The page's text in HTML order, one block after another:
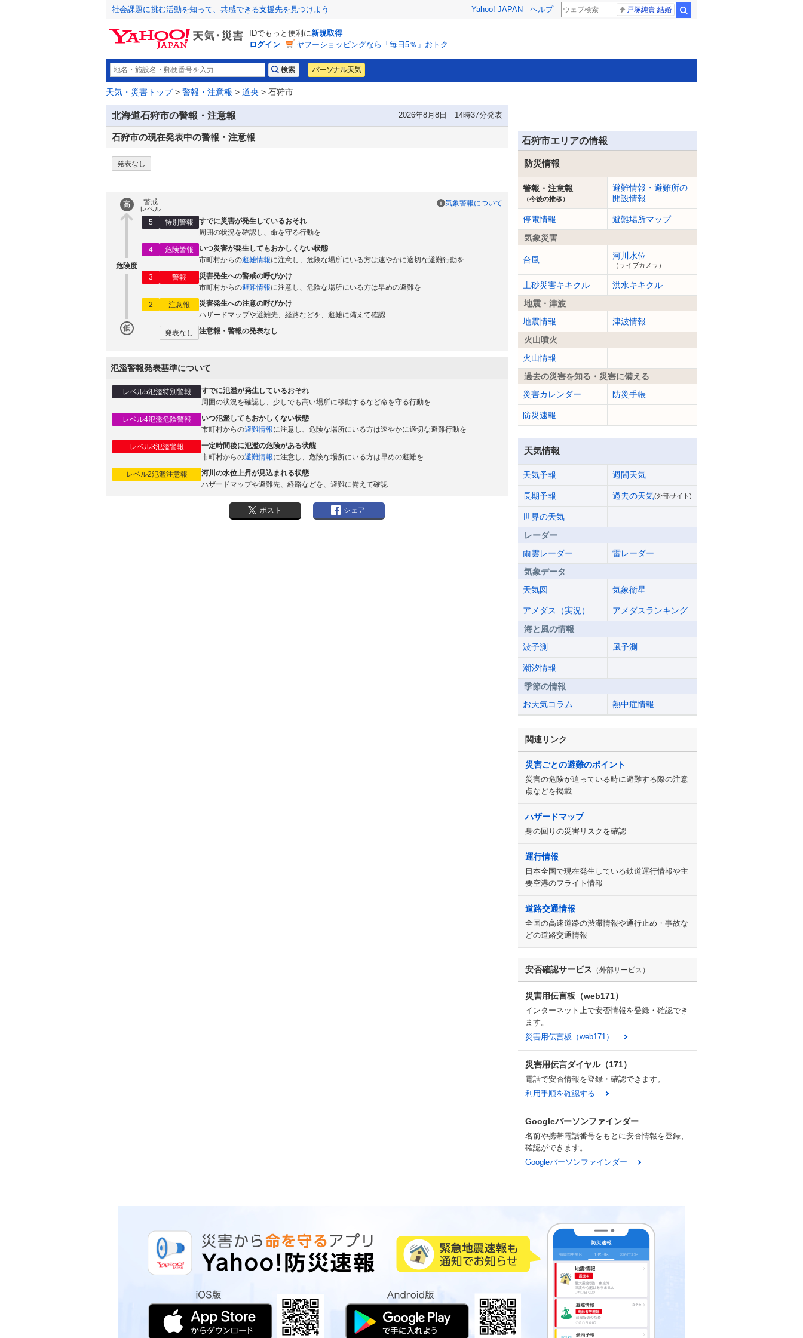
社会課題に挑む活動を知って、共感できる支援先を見つけよう Yahoo! JAPAN ヘルプ 戸塚純貴 結婚
IDでもっと便利に新規取得
ログイン
ヤフーショッピングなら「毎日5％」おトク
パーソナル天気
天気・災害トップ> 警報・注意報 > 道央 > 石狩市
北海道石狩市の警報・注意報 2026年8月8日 14時37分発表
石狩市の現在発表中の警報・注意報
発表なし
高
危険度
低
警戒
レベル
5
特別警報
すでに災害が発生しているおそれ
周囲の状況を確認し、命を守る行動を
4 危険警報
いつ災害が発生してもおかしくない状態
市町村からの避難情報に注意し、危険な場所にいる方は速やかに適切な避難行動を
3 警報
災害発生への警戒の呼びかけ
市町村からの避難情報に注意し、危険な場所にいる方は早めの避難を
2 注意報
災害発生への注意の呼びかけ
ハザードマップや避難先、経路などを、避難に備えて確認
発表なし 注意報・警報の発表なし
気象警報について
氾濫警報発表基準について
レベル5氾濫特別警報
すでに氾濫が発生しているおそれ
周囲の状況を確認し、少しでも高い場所に移動するなど命を守る行動を
レベル4氾濫危険警報
いつ氾濫してもおかしくない状態
市町村からの避難情報に注意し、危険な場所にいる方は速やかに適切な避難行動を
レベル3氾濫警報
一定時間後に氾濫の危険がある状態
市町村からの避難情報に注意し、危険な場所にいる方は早めの避難を
レベル2氾濫注意報
河川の水位上昇が見込まれる状態
ハザードマップや避難先、経路などを、避難に備えて確認
ポスト シェア
石狩市エリアの情報
防災情報
警報・注意報
（今後の推移）
避難情報・避難所の
開設情報
停電情報
避難場所マップ
気象災害
台風 河川水位
（ライブカメラ）
土砂災害キキクル
洪水キキクル
地震・津波
地震情報
津波情報
火山噴火
火山情報
過去の災害を知る・災害に備える
災害カレンダー
防災手帳
防災速報
天気情報
天気予報 週間天気
長期予報 過去の天気(外部サイト)
世界の天気
レーダー
雨雲レーダー
雷レーダー
気象データ
天気図
気象衛星
アメダス（実況）
アメダスランキング
海と風の情報
波予測
風予測
潮汐情報
季節の情報
お天気コラム
熱中症情報
関連リンク
災害ごとの避難のポイント
災害の危険が迫っている時に避難する際の注意
点などを掲載
ハザードマップ
身の回りの災害リスクを確認
運行情報
日本全国で現在発生している鉄道運行情報や主
要空港のフライト情報
道路交通情報
全国の高速道路の渋滞情報や通行止め・事故な
どの道路交通情報
安否確認サービス （外部サービス）
災害用伝言板（web171）
インターネット上で安否情報を登録・確認でき
ます。
災害用伝言板（web171）
災害用伝言ダイヤル（171）
電話で安否情報を登録・確認できます。
利用手順を確認する
Googleパーソンファインダー
名前や携帯電話番号をもとに安否情報を登録、
確認ができます。
Googleパーソンファインダー